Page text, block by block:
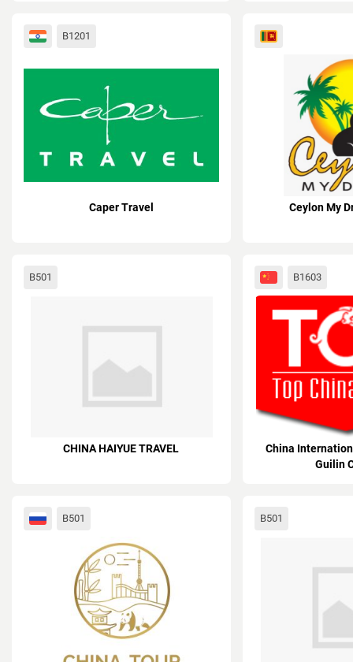
B1201
Caper Travel Ceylon My
B501
CHINA HAIYUE TRAVEL
B1603
China
Guilin
B501 B501